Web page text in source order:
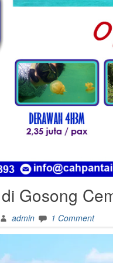
Gosong
admin 1 Comment